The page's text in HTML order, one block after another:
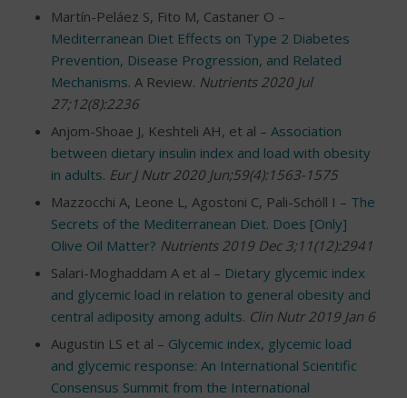
Martín-Peláez S, Fito M, Castaner O –
Mediterranean Diet Effects on Type 2 Diabetes
Prevention, Disease Progression, and Related
Mechanisms. A Review. Nutrients 2020 Jul
27;12(8):2236
Anjom-Shoae J, Keshteli AH, et al – Association
between dietary insulin index and load with obesity
in adults. Eur J Nutr 2020 Jun;59(4):1563-1575
Mazzocchi A, Leone L, Agostoni C, Pali-Schöll I – The
Secrets of the Mediterranean Diet. Does [Only]
Olive Oil Matter? Nutrients 2019 Dec 3;11(12):2941
Salari-Moghaddam A et al – Dietary glycemic index
and glycemic load in relation to general obesity and
central adiposity among adults. Clin Nutr 2019 Jan 6
Augustin LS et al – Glycemic index, glycemic load
and glycemic response: An International Scientific
Consensus Summit from the International